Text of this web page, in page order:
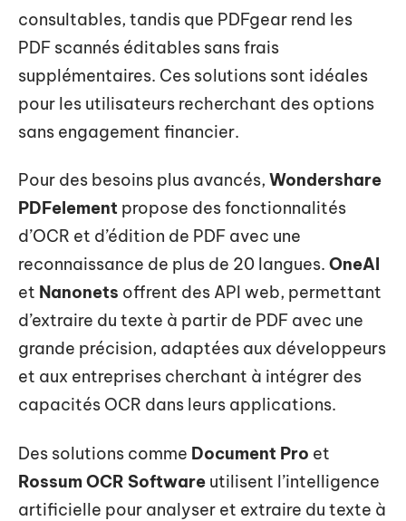
consultables, tandis que PDFgear rend les
PDF scannés éditables sans frais
supplémentaires. Ces solutions sont idéales
pour les utilisateurs recherchant des options
sans engagement financier.
Pour des besoins plus avancés, Wondershare
PDFelement propose des fonctionnalités
d’OCR et d’édition de PDF avec une
reconnaissance de plus de 20 langues. OneAI
et Nanonets offrent des API web, permettant
d’extraire du texte à partir de PDF avec une
grande précision, adaptées aux développeurs
et aux entreprises cherchant à intégrer des
capacités OCR dans leurs applications.
Des solutions comme Document Pro et
Rossum OCR Software utilisent l’intelligence
artificielle pour analyser et extraire du texte à